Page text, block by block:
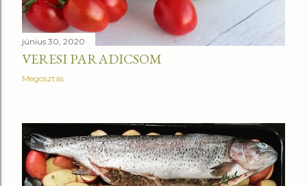
június 30, 2020
VERESI PARADICSOM
Megosztás